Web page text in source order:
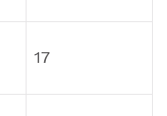
17